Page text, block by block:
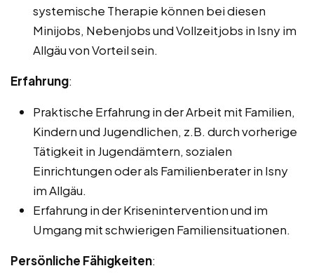
systemische Therapie können bei diesen
Minijobs, Nebenjobs und Vollzeitjobs in Isny im
Allgäu von Vorteil sein.
Erfahrung:
Praktische Erfahrung in der Arbeit mit Familien,
Kindern und Jugendlichen, z.B. durch vorherige
Tätigkeit in Jugendämtern, sozialen
Einrichtungen oder als Familienberater in Isny
im Allgäu.
Erfahrung in der Krisenintervention und im
Umgang mit schwierigen Familiensituationen.
Persönliche Fähigkeiten: